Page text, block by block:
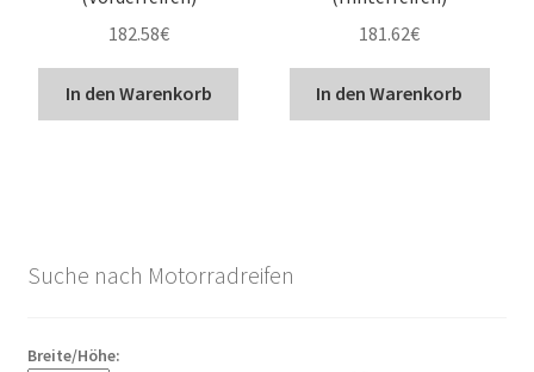
182.58€
In den Warenkorb
181.62€
In den Warenkorb
Suche nach Motorradreifen
Breite/Höhe: